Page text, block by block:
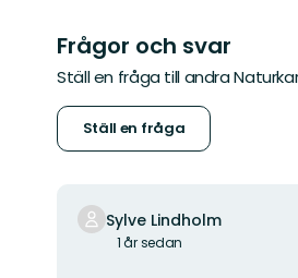
Frågor och svar
Ställ en fråga till andra
Ställ en fråga
Sylve Lindholm
1 år sedan